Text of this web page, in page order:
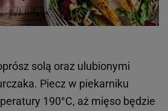
solą oraz ulubionymi
Piecz w piekarniku
190°C, aż mięso będzie